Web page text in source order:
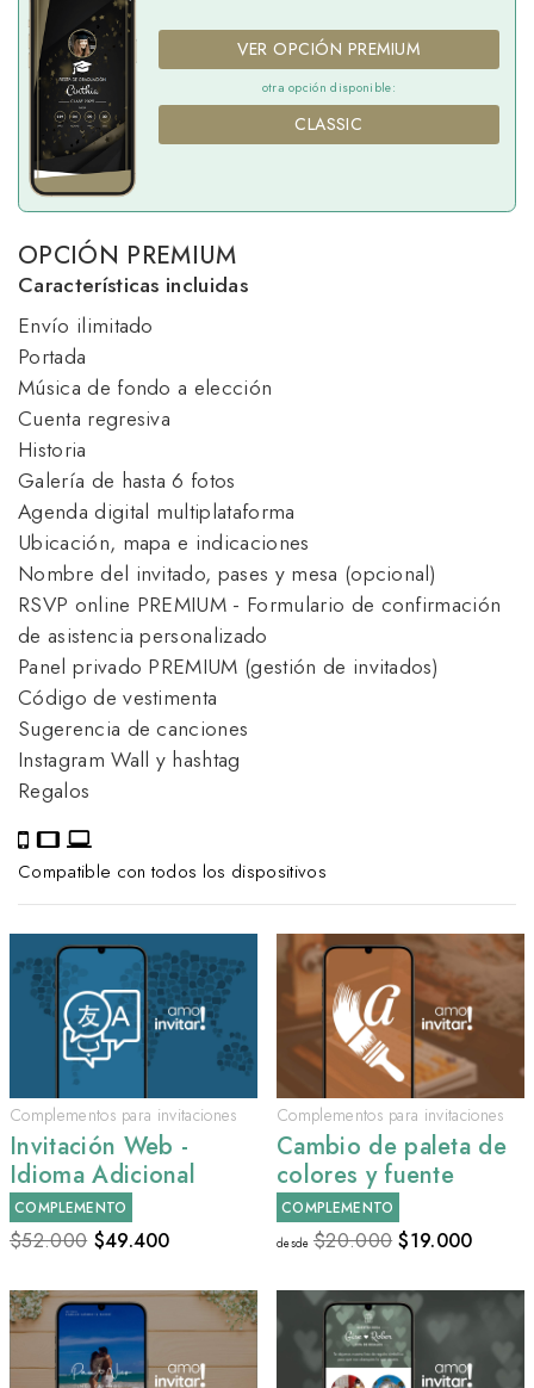
VER OPCIÓN PREMIUM
otra opción disponible:
CLASSIC
OPCIÓN PREMIUM
Características incluidas
Envío ilimitado
Portada
Música de fondo a elección
Cuenta regresiva
Historia
Galería de hasta 6 fotos
Agenda digital multiplataforma
Ubicación, mapa e indicaciones
Nombre del invitado, pases y mesa (opcional)
RSVP online PREMIUM - Formulario de confirmación
de asistencia personalizado
Panel privado PREMIUM (gestión de invitados)
Código de vestimenta
Sugerencia de canciones
Instagram Wall y hashtag
Regalos
Compatible con todos los dispositivos
Complementos para invitaciones
Invitación Web -
Idioma Adicional
COMPLEMENTO
$52.000$49.400
Complementos para invitaciones
Cambio de paleta de
colores y fuente
COMPLEMENTO
desde $20.000$19.000